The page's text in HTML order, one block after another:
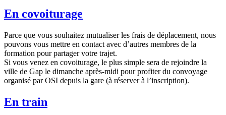
En covoiturage
Parce que vous souhaitez mutualiser les frais de déplacement, nous
pouvons vous mettre en contact avec d’autres membres de la
formation pour partager votre trajet.
Si vous venez en covoiturage, le plus simple sera de rejoindre la
ville de Gap le dimanche après-midi pour profiter du convoyage
organisé par OSI depuis la gare (à réserver à l’inscription).
En train